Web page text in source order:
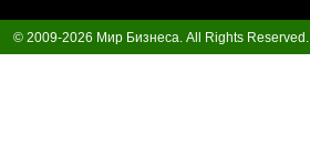
© 2009-2026 Мир Бизнеса. All Rights Reserved.